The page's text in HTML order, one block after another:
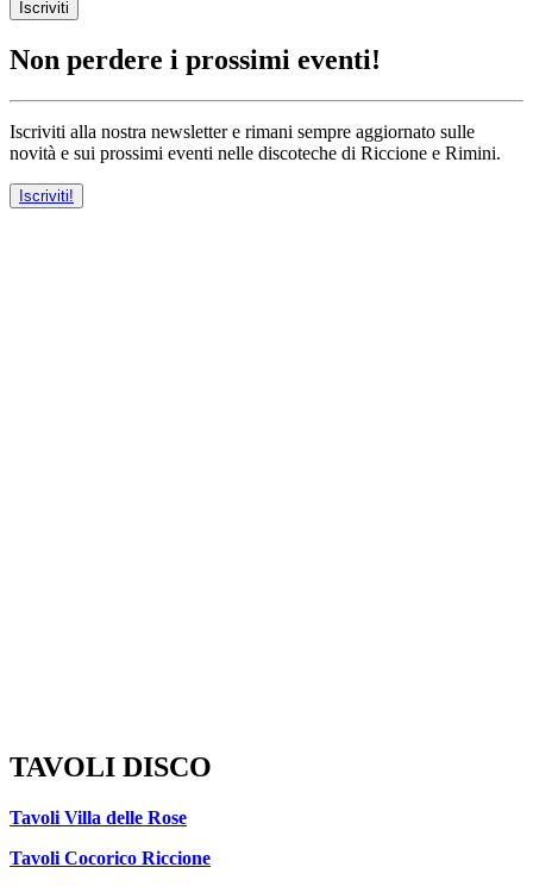
Iscriviti
Non perdere i prossimi eventi!
Iscriviti alla nostra newsletter e rimani sempre aggiornato sulle
novità e sui prossimi eventi nelle discoteche di Riccione e Rimini.
Iscriviti!
TAVOLI DISCO
Tavoli Villa delle Rose
Tavoli Cocorico Riccione